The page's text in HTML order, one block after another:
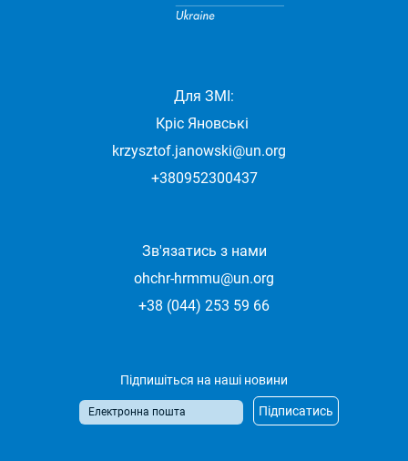
Для ЗМІ:
Кріс Яновські
krzysztof.janowski@un.org
+380952300437
Зв'язатись з нами
ohchr-hrmmu@un.org
+38 (044) 253 59 66
Підпишіться на наші новини